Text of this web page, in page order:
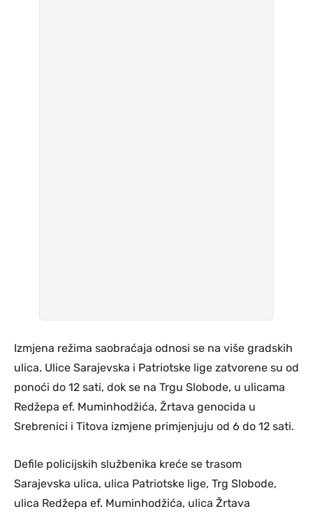
Izmjena režima saobraćaja odnosi se na više gradskih
ulica. Ulice Sarajevska i Patriotske lige zatvorene su od
ponoći do 12 sati, dok se na Trgu Slobode, u ulicama
Redžepa ef. Muminhodžića, Žrtava genocida u
Srebrenici i Titova izmjene primjenjuju od 6 do 12 sati.
Defile policijskih službenika kreće se trasom
Sarajevska ulica, ulica Patriotske lige, Trg Slobode,
ulica Redžepa ef. Muminhodžića, ulica Žrtava